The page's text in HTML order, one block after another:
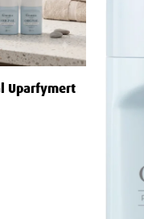
Uparfymert